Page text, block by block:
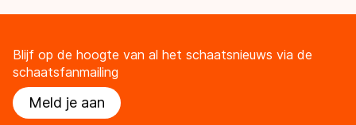
Blijf op de hoogte van al het schaatsnieuws via de
schaatsfanmailing
Meld je aan